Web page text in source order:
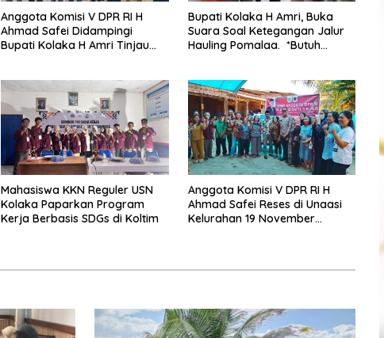
Anggota Komisi V DPR RI H
Ahmad Safei Didampingi
Bupati Kolaka H Amri Tinjau
November Wundulako
Bupati Kolaka H Amri, Buka
Suara Soal Ketegangan Jalur
Hauling Pomalaa. *Butuh
Premanisme Industrial
Mahasiswa KKN Reguler USN
Kolaka Paparkan Program
Kerja Berbasis SDGs di Koltim
Anggota Komisi V DPR RI H
Ahmad Safei Reses di Unaasi
Kelurahan 19 November